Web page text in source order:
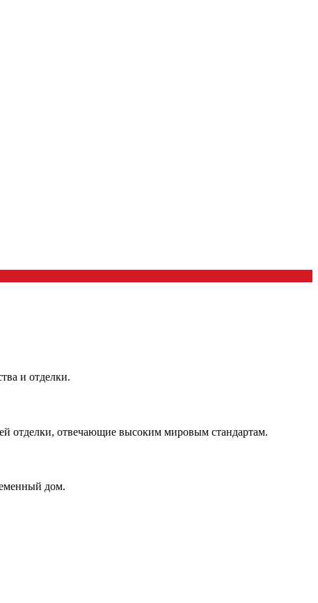
и отделки.
отделки, отвечающие высоким мировым стандартам.
дом.